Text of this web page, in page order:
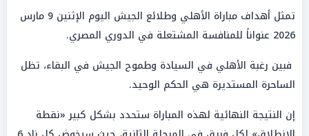
تمثل أهداف مباراة الأهلي وطلائع الجيش اليوم الإثنين 9 مارس
2026 عنواناً للمنافسة المشتعلة في الدوري المصري.
فبين رغبة الأهلي في السيادة وطموح الجيش في البقاء، تظل
الساحرة المستديرة هي الحكم الوحيد.
إن النتيجة النهائية لهذه المباراة ستحدد بشكل كبير «نقطة